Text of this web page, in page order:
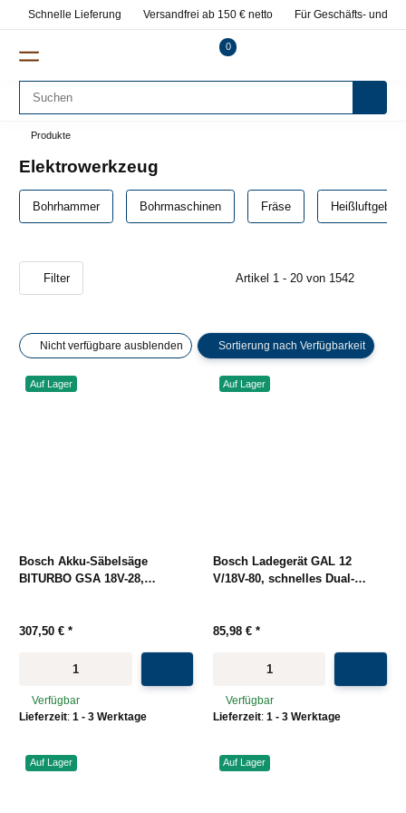
Schnelle Lieferung Versandfrei ab 150 € netto Für Geschäfts- und
0
Produkte
Elektrowerkzeug
Bohrhammer Bohrmaschinen Fräse
Filter Artikel 1 - 20 von 1542
Nicht verfügbare ausblenden Sortierung nach Verfügbarkeit
Auf Lager
Bosch Akku-Säbelsäge
BITURBO GSA 18V-28,
307,50 € *
Verfügbar
Lieferzeit: 1 - 3 Werktage
Auf Lager
Bosch Ladegerät GAL 12
V/18V-80, schnelles Dual-
inkl. Wandhalterung
85,98 € *
Verfügbar
Lieferzeit: 1 - 3 Werktage
Auf Lager Auf Lager